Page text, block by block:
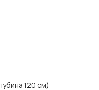
120 см)